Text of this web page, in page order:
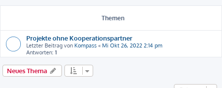
Themen
Projekte ohne Kooperationspartner
Letzter Beitrag von Kompass « Mi Okt 26, 2022 2:14 pm
Antworten: 1
Neues Thema